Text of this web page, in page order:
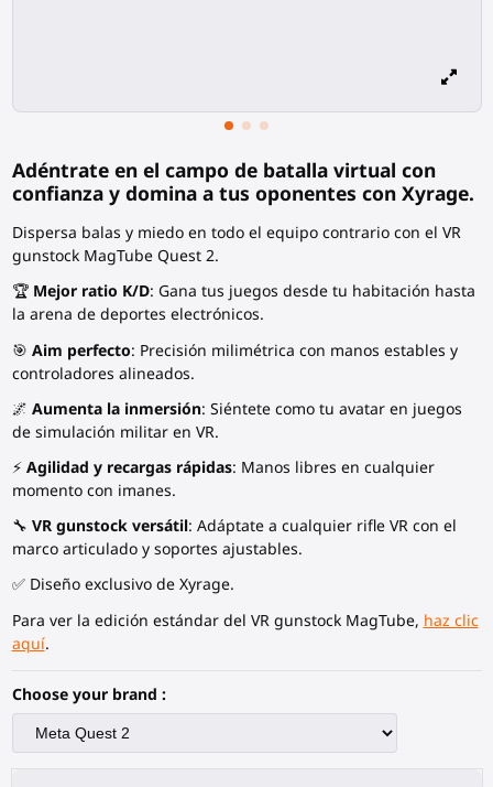
Adéntrate en el campo de batalla virtual con
confianza y domina a tus oponentes con Xyrage.
Dispersa balas y miedo en todo el equipo contrario con el VR
gunstock MagTube Quest 2.
🏆 Mejor ratio K/D: Gana tus juegos desde tu habitación hasta
la arena de deportes electrónicos.
🎯 Aim perfecto: Precisión milimétrica con manos estables y
controladores alineados.
🌌 Aumenta la inmersión: Siéntete como tu avatar en juegos
de simulación militar en VR.
⚡ Agilidad y recargas rápidas: Manos libres en cualquier
momento con imanes.
🔧 VR gunstock versátil: Adáptate a cualquier rifle VR con el
marco articulado y soportes ajustables.
✅ Diseño exclusivo de Xyrage.
Para ver la edición estándar del VR gunstock MagTube, haz clic
aquí.
Choose your brand :